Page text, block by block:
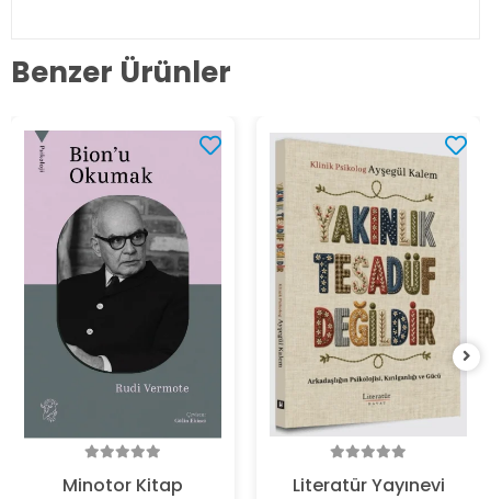
Benzer Ürünler
Minotor Kitap Literatür Yayınevi